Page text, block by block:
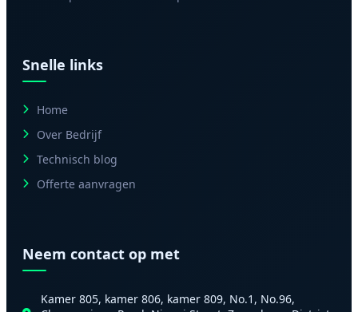
Snelle links
Home
Over Bedrijf
Technisch blog
Offerte aanvragen
Neem contact op met
Kamer 805, kamer 806, kamer 809, No.1, No.96,